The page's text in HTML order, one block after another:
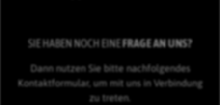
SIE HABEN NOCH EINE FRAGE AN UNS?
Dann nutzen Sie bitte nachfolgendes
Kontaktformular, um mit uns in Verbindung
zu treten.